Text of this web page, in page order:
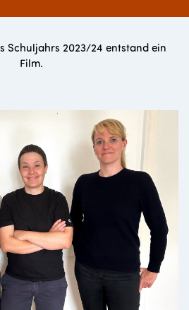
Schuljahrs 2023/24 entstand ein
Film.